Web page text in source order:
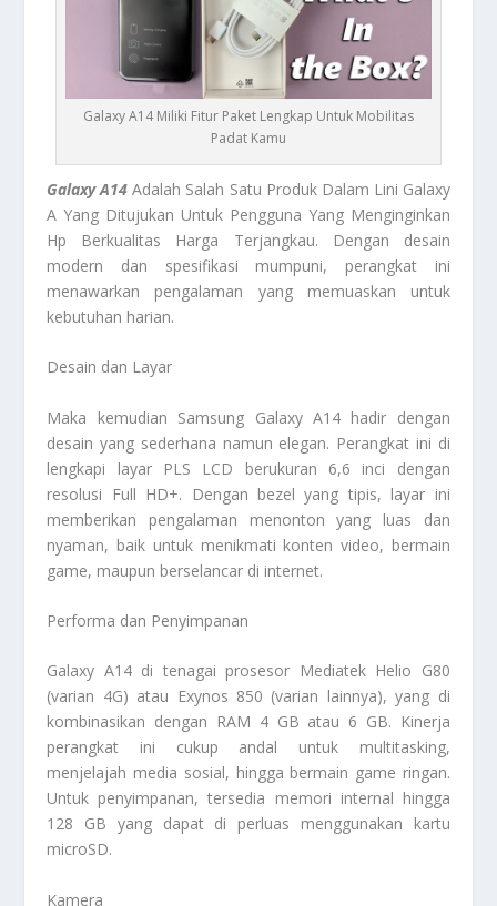
Galaxy A14 Miliki Fitur Paket Lengkap Untuk Mobilitas
Padat Kamu
Galaxy A14 Adalah Salah Satu Produk Dalam Lini Galaxy
A Yang Ditujukan Untuk Pengguna Yang Menginginkan
Hp Berkualitas Harga Terjangkau. Dengan desain
modern dan spesifikasi mumpuni, perangkat ini
menawarkan pengalaman yang memuaskan untuk
kebutuhan harian.
Desain dan Layar
Maka kemudian Samsung Galaxy A14 hadir dengan
desain yang sederhana namun elegan. Perangkat ini di
lengkapi layar PLS LCD berukuran 6,6 inci dengan
resolusi Full HD+. Dengan bezel yang tipis, layar ini
memberikan pengalaman menonton yang luas dan
nyaman, baik untuk menikmati konten video, bermain
game, maupun berselancar di internet.
Performa dan Penyimpanan
Galaxy A14 di tenagai prosesor Mediatek Helio G80
(varian 4G) atau Exynos 850 (varian lainnya), yang di
kombinasikan dengan RAM 4 GB atau 6 GB. Kinerja
perangkat ini cukup andal untuk multitasking,
menjelajah media sosial, hingga bermain game ringan.
Untuk penyimpanan, tersedia memori internal hingga
128 GB yang dapat di perluas menggunakan kartu
microSD.
Kamera